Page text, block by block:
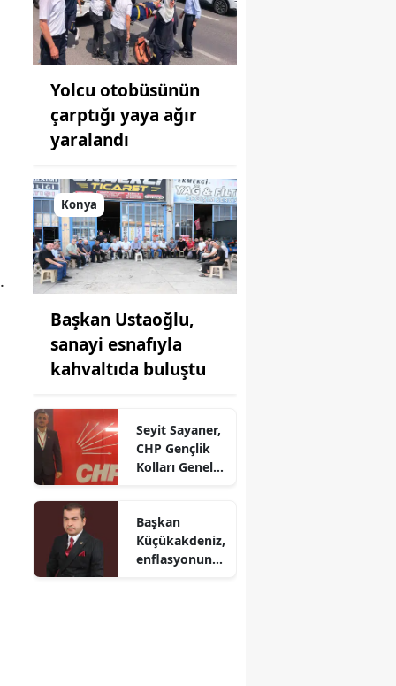
Yolcu otobüsünün
çarptığı yaya ağır
yaralandı
Konya
Başkan Ustaoğlu,
sanayi esnafıyla
kahvaltıda buluştu
Seyit Sayaner,
CHP Gençlik
Kolları Genel
getirildi
Başkan
Küçükakdeniz,
enflasyonun